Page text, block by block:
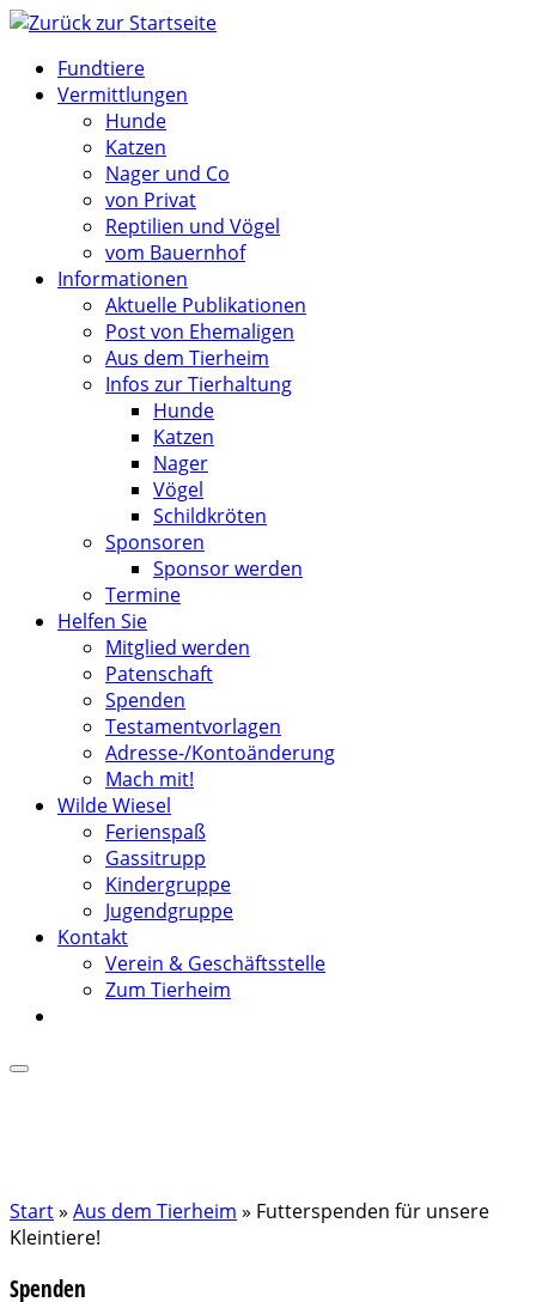
Zum
springenFundtiere
Vermittlungen
Hunde
Katzen
Nager und Co
von Privat
Reptilien und Vögel
vom Bauernhof
Informationen
Aktuelle Publikationen
Post von Ehemaligen
Aus dem Tierheim
Infos zur Tierhaltung
Hunde
Katzen
Nager
Vögel
Schildkröten
Sponsoren
Sponsor werden
Termine
Helfen Sie
Mitglied werden
Patenschaft
Spenden
Testamentvorlagen
Adresse-/Kontoänderung
Mach mit!
Wilde Wiesel
Ferienspaß
Gassitrupp
Kindergruppe
Jugendgruppe
Kontakt
Verein & Geschäftsstelle
Zum Tierheim
Start» Aus dem Tierheim » Futterspenden für unsere
Kleintiere!
Spenden